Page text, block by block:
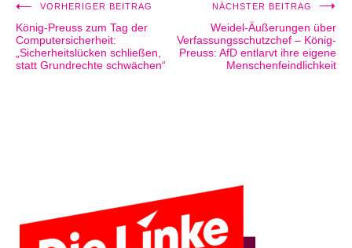
Beitragsnavigation
VORHERIGER BEITRAG
König-Preuss zum Tag der
Computersicherheit:
„Sicherheitslücken schließen,
statt Grundrechte schwächen“
NÄCHSTER BEITRAG
Weidel-Äußerungen über
Verfassungsschutzchef – König-
Preuss: AfD entlarvt ihre eigene
Menschenfeindlichkeit